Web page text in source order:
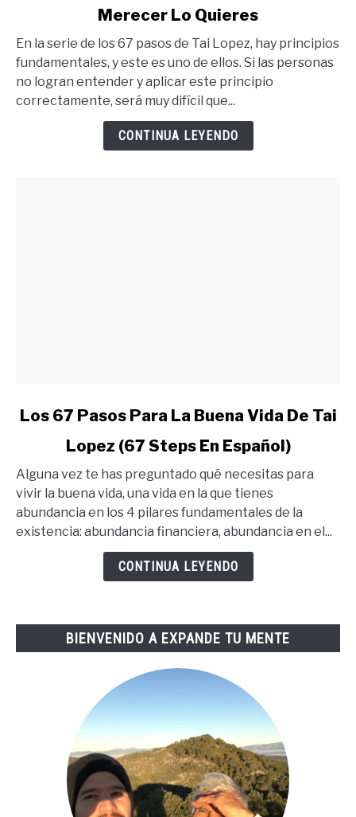
Tener
Lo
Que
Quieres
Merecer Lo Quieres
En la serie de los 67 pasos de Tai Lopez, hay principios
fundamentales, y este es uno de ellos. Si las personas
no logran entender y aplicar este principio
correctamente, será muy difícil que...
CONTINUA LEYENDO
link
67
Pasos
Para
Steps
Los 67 Pasos Para La Buena Vida De Tai
Lopez (67 Steps En Español)
Alguna vez te has preguntado qué necesitas para
vivir la buena vida, una vida en la que tienes
abundancia en los 4 pilares fundamentales de la
existencia: abundancia financiera, abundancia en el...
CONTINUA LEYENDO
BIENVENIDO A EXPANDE TU MENTE